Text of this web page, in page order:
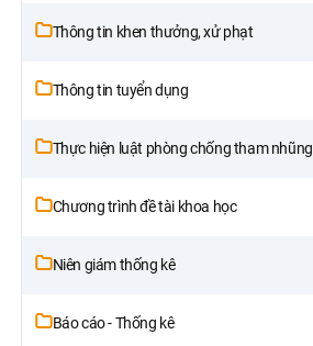
Thông tin khen thưởng, xử phạt
Thông tin tuyển dụng
Thực hiện luật phòng chống tham nhũng
Chương trình đề tài khoa học
Niên giám thống kê
Báo cáo - Thống kê